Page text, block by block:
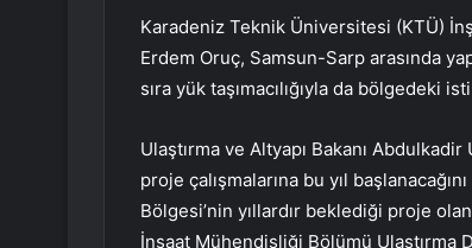
Karadeniz Teknik Üniversitesi (KTÜ)
Erdem Oruç, Samsun-Sarp arasında
sıra yük taşımacılığıyla da bölgedeki
Ulaştırma ve Altyapı Bakanı
proje çalışmalarına bu yıl
Bölgesi’nin yıllardır beklediği proje
İnşaat Mühendisliği Bölümü Ulaştırma